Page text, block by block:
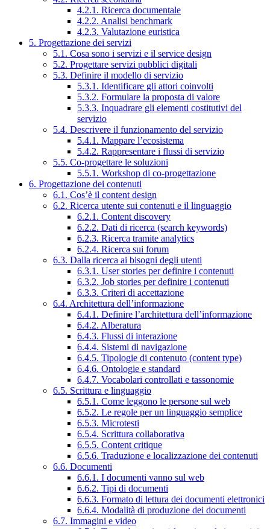
4.2.1. Ricerca documentale
4.2.2. Analisi benchmark
4.2.3. Valutazione euristica
5. Progettazione dei servizi
5.1. Cosa sono i servizi e il service design
5.2. Progettare servizi pubblici digitali
5.3. Definire il modello di servizio
5.3.1. Identificare gli attori coinvolti
5.3.2. Formulare la proposta di valore
5.3.3. Inquadrare gli elementi costitutivi del
servizio
5.4. Descrivere il funzionamento del servizio
5.4.1. Mappare l’ecosistema
5.4.2. Rappresentare i flussi di servizio
5.5. Co-progettare le soluzioni
5.5.1. Workshop di co-progettazione
6. Progettazione dei contenuti
6.1. Cos’è il content design
6.2. Ricerca utente sui contenuti e il linguaggio
6.2.1. Content discovery
6.2.2. Dati di ricerca (search keywords)
6.2.3. Ricerca tramite analytics
6.2.4. Ricerca sui forum
6.3. Dalla ricerca ai bisogni degli utenti
6.3.1. User stories per definire i contenuti
6.3.2. Job stories per definire i contenuti
6.3.3. Criteri di accettazione
6.4. Architettura dell’informazione
6.4.1. Definire l’architettura dell’informazione
6.4.2. Alberatura
6.4.3. Flussi di interazione
6.4.4. Sistemi di navigazione
6.4.5. Tipologie di contenuto (content type)
6.4.6. Ontologie e standard
6.4.7. Vocabolari controllati e tassonomie
6.5. Scrittura e linguaggio
6.5.1. Come leggono le persone sul web
6.5.2. Le regole per un linguaggio semplice
6.5.3. Microtesti
6.5.4. Scrittura collaborativa
6.5.5. Content critique
6.5.6. Traduzione e localizzazione dei contenuti
6.6. Documenti
6.6.1. I documenti vanno sul web
6.6.2. Tipi di documenti
6.6.3. Formato di lettura dei documenti elettronici
6.6.4. Modalità di produzione dei documenti
6.7. Immagini e video